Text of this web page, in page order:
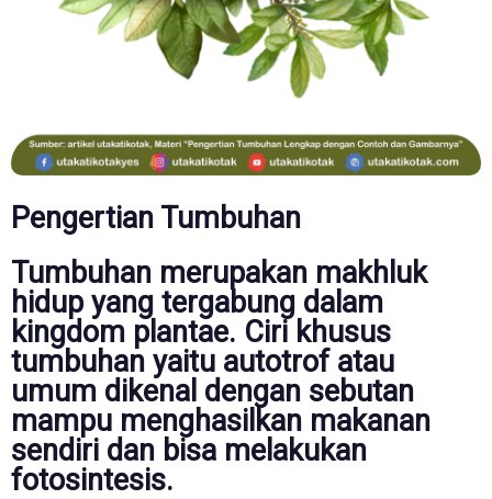
Pengertian Tumbuhan
Tumbuhan merupakan makhluk
hidup yang tergabung dalam
kingdom plantae. Ciri khusus
tumbuhan yaitu autotrof atau
umum dikenal dengan sebutan
mampu menghasilkan makanan
sendiri dan bisa melakukan
fotosintesis.